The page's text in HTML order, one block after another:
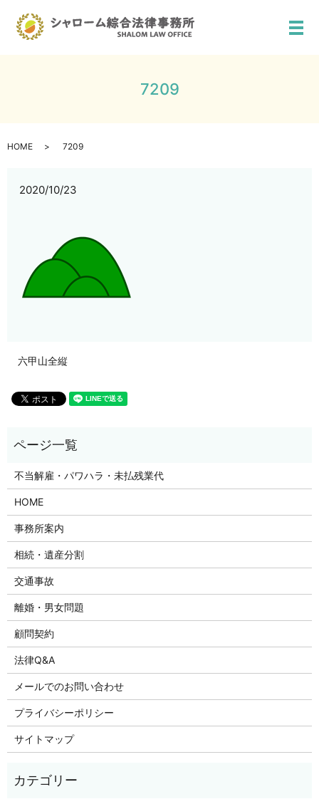
メ
7209
HOME 7209
2020/10/23
六甲山全縦
不当解雇・パワハラ・未払残業代
HOME
事務所案内
相続・遺産分割
交通事故
離婚・男女問題
顧問契約
法律Q&A
メールでのお問い合わせ
プライバシーポリシー
サイトマップ